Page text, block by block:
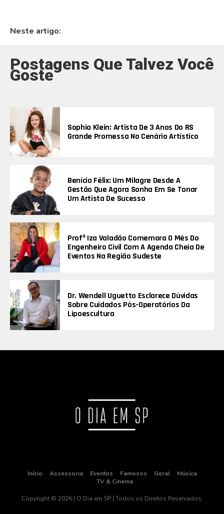
Neste artigo:
Postagens Que Talvez Você
Goste
Sophia Klein: Artista De 3 Anos Do RS
Grande Promessa No Cenário Artístico
Benício Félix: Um Milagre Desde A
Gestão Que Agora Sonha Em Se Tonar
Um Artista De Sucesso
Profª Iza Valadão Comemora O Mês Do
Engenheiro Civil Com A Agenda Cheia De
Eventos Na Região Sudeste
Dr. Wendell Uguetto Esclarece Dúvidas
Sobre Cuidados Pós-Operatórios Da
Lipoescultura
Início Assessoria Eventos Famosos Geral
Música
TV & Cinema
Copyright © 2026 | O Dia em SP | Todos os Direitos Reservados.